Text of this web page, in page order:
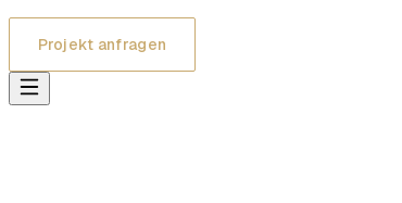
Projekt anfragen